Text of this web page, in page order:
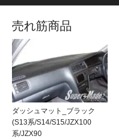
売れ筋商品
ダッシュマット_ブラック
(S13系/S14/S15/JZX100
系/JZX90